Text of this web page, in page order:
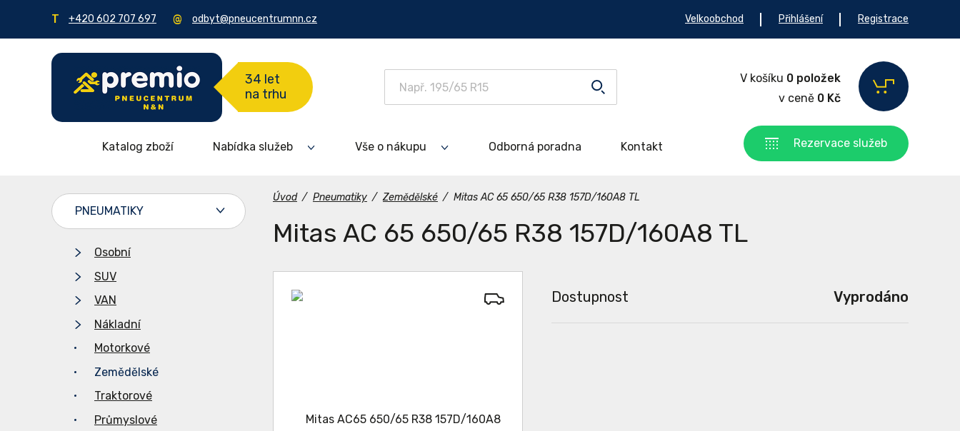
+420 602 707 697 odbyt@pneucentrumnn.cz Velkoobchod Přihlášení Registrace
34 let
na trhu
V košíku 0 položek
v ceně 0 Kč
Katalog zboží Nabídka služeb Vše o nákupu Odborná poradna Kontakt Rezervace služeb
Úvod / Pneumatiky / Zemědělské / Mitas AC 65 650/65 R38 157D/160A8 TL
Mitas AC 65 650/65 R38 157D/160A8 TL
Dostupnost Vyprodáno
PNEUMATIKY
Osobní
SUV
VAN
Nákladní
Motorkové
Zemědělské
Traktorové
Průmyslové